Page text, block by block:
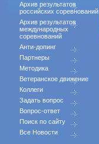
Архив результатов
российских соревнований
Архив результатов
международных
соревнований
Анти-допинг
Партнеры
Методика
Ветеранское движение
Коллеги
Задать вопрос
Вопрос-ответ
Поиск по сайту
Все Новости